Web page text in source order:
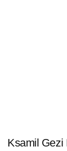
Ksamil Gezi